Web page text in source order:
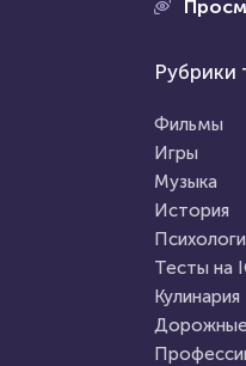
Пройти тест
5 сентября 2020
Тест для знатоков
живопись, скульптура,
музыка. Какие тайны
великих творцов вам
1 февраля 2022
Рубрики
Фильмы
Игры
Музыка
История
Тесты на
Кулинария
Дорожные